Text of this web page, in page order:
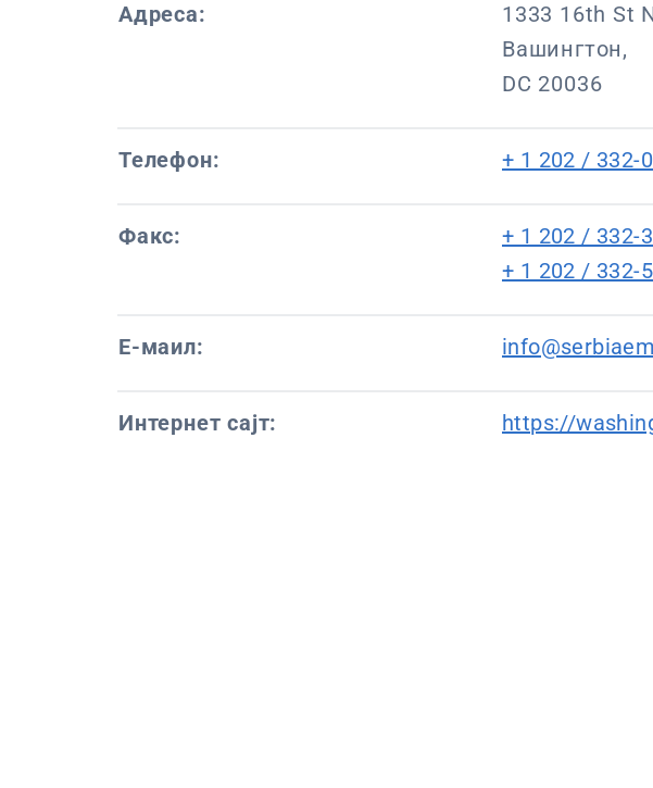
Адреса:
1333 16th St
Вашингтон,
DC 20036
Телефон: + 1 202 / 332-
Факс:
+ 1 202 / 332-
+ 1 202 / 332-
Е-маил:
Интернет сајт: https://